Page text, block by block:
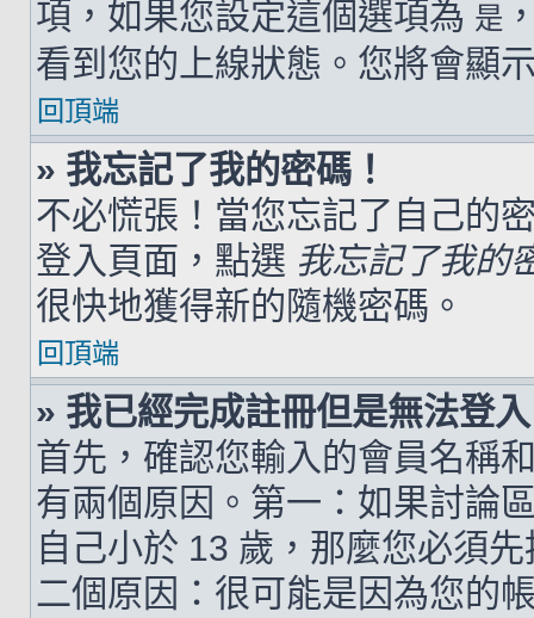
項，如果您設定這個選項為 是
看到您的上線狀態。您將會顯
回頂端
» 我忘記了我的密碼！
不必慌張！當您忘記了自己的
登入頁面，點選 我忘記了我的
很快地獲得新的隨機密碼。
回頂端
» 我已經完成註冊但是無法登
首先，確認您輸入的會員名稱
有兩個原因。第一：如果討論
自己小於 13 歲，那麼您必須
二個原因：很可能是因為您的